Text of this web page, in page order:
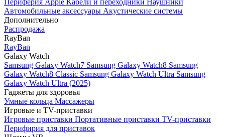
Периферия Apple Кабели и переходники Наушники
Автомобильные аксессуары Акустические системы
Дополнительно
Распродажа
RayBan
RayBan
Galaxy Watch
Samsung Galaxy Watch7 Samsung Galaxy Watch8 Samsung
Galaxy Watch8 Classic Samsung Galaxy Watch Ultra Samsung
Galaxy Watch Ultra (2025)
Гаджеты для здоровья
Умные кольца Массажеры
Игровые и TV-приставки
Игровые приставки Портативные приставки TV-приставки
Перифирия для приставок